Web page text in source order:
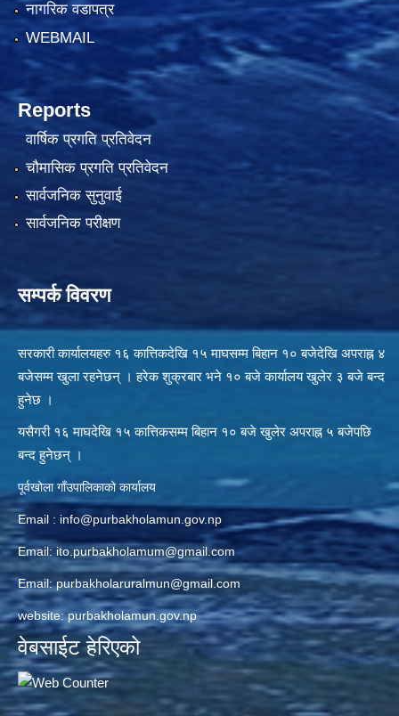
नागरिक वडापत्र
WEBMAIL
Reports
वार्षिक प्रगति प्रतिवेदन
चौमासिक प्रगति प्रतिवेदन
सार्वजनिक सुनुवाई
सार्वजनिक परीक्षण
सम्पर्क विवरण
सरकारी कार्यालयहरु १६ कात्तिकदेखि १५ माघसम्म बिहान १० बजेदेखि अपराह्न ४
बजेसम्म खुला रहनेछन् । हरेक शुक्रबार भने १० बजे कार्यालय खुलेर ३ बजे बन्द
हुनेछ ।
यसैगरी १६ माघदेखि १५ कात्तिकसम्म बिहान १० बजे खुलेर अपराह्न ५ बजेपछि
बन्द हुनेछन् ।
पूर्वखोला गाँउपालिकाको कार्यालय
Email : info@purbakholamun.gov.np
Email: ito.purbakholamum@gmail.com
Email:purbakholaruralmun@gmail.com
website: purbakholamun.gov.np
वेबसाईट हेरिएको